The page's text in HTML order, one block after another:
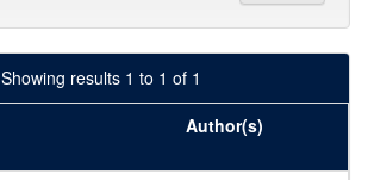
Showing results 1 to 1 of 1
Author(s)